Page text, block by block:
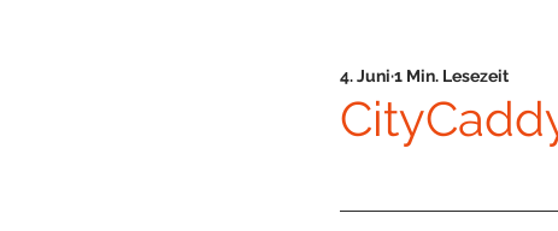
4. Juni 1 Min. Lesezeit